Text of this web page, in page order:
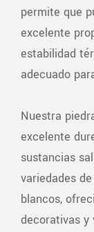
permite que
excelente
estabilidad
adecuado
Nuestra
excelente
sustancias
variedades
blancos,
decorativas y